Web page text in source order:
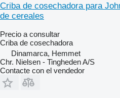
Criba de cosechadora para
de cereales
Precio a consultar
Criba de cosechadora
Dinamarca, Hemmet
Chr. Nielsen - Tingheden A/S
Contacte con el vendedor